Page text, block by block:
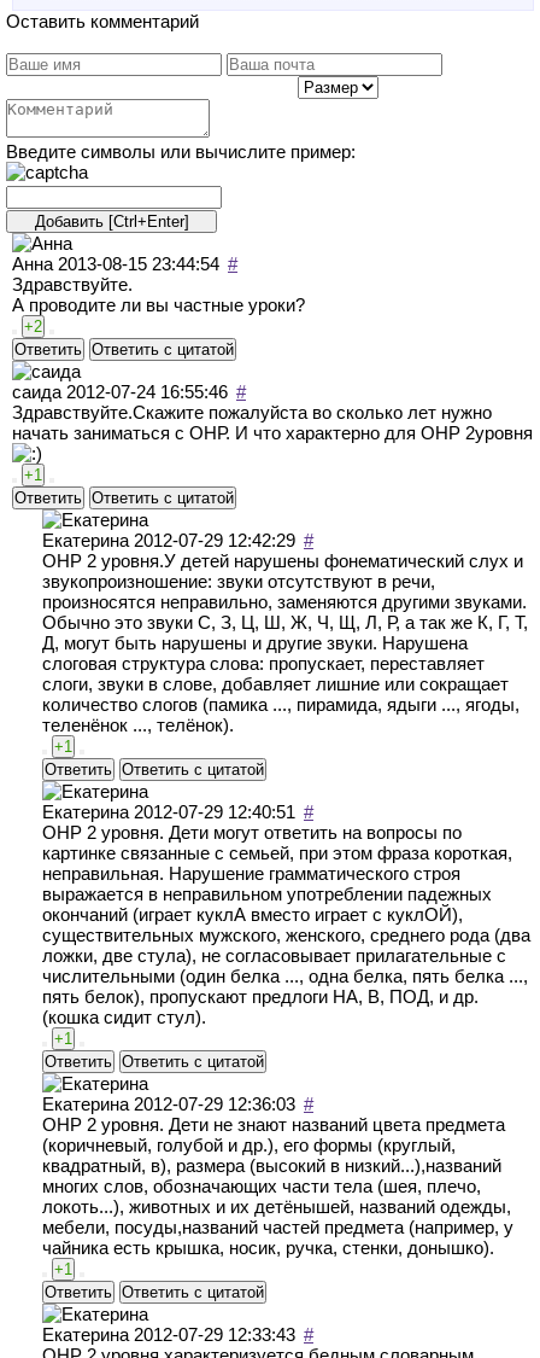
Оставить комментарий
Введите символы или вычислите пример:
Анна 2013-08-15 23:44:54 #
Здравствуйте.
А проводите ли вы частные уроки?
+2
Ответить Ответить с цитатой
саида 2012-07-24 16:55:46 #
Здравствуйте.Скажите пожалуйста во сколько лет нужно
начать заниматься с ОНР. И что характерно для ОНР 2уровня
+1
Ответить Ответить с цитатой
Екатерина 2012-07-29 12:42:29 #
ОНР 2 уровня.У детей нарушены фонематический слух и
звукопроизношение: звуки отсутствуют в речи,
произносятся неправильно, заменяются другими звуками.
Обычно это звуки С, З, Ц, Ш, Ж, Ч, Щ, Л, Р, а так же К, Г, Т,
Д, могут быть нарушены и другие звуки. Нарушена
слоговая структура слова: пропускает, переставляет
слоги, звуки в слове, добавляет лишние или сокращает
количество слогов (памика ..., пирамида, ядыги ..., ягоды,
теленёнок ..., телёнок).
+1
Ответить Ответить с цитатой
Екатерина 2012-07-29 12:40:51 #
ОНР 2 уровня. Дети могут ответить на вопросы по
картинке связанные с семьей, при этом фраза короткая,
неправильная. Нарушение грамматического строя
выражается в неправильном употреблении падежных
окончаний (играет куклА вместо играет с куклОЙ),
существительных мужского, женского, среднего рода (два
ложки, две стула), не согласовывает прилагательные с
числительными (один белка ..., одна белка, пять белка ...,
пять белок), пропускают предлоги НА, В, ПОД, и др.
(кошка сидит стул).
+1
Ответить Ответить с цитатой
Екатерина 2012-07-29 12:36:03 #
ОНР 2 уровня. Дети не знают названий цвета предмета
(коричневый, голубой и др.), его формы (круглый,
квадратный, в), размера (высокий в низкий...),названий
многих слов, обозначающих части тела (шея, плечо,
локоть...), животных и их детёнышей, названий одежды,
мебели, посуды,названий частей предмета (например, у
чайника есть крышка, носик, ручка, стенки, донышко).
+1
Ответить Ответить с цитатой
Екатерина 2012-07-29 12:33:43 #